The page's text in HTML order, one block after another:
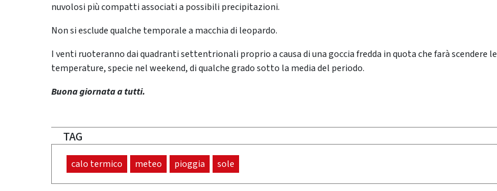
nuvolosi più compatti associati a possibili precipitazioni.
Non si esclude qualche temporale a macchia di leopardo.
I venti ruoteranno dai quadranti settentrionali proprio a causa di una goccia fredda in quota che farà scendere le
temperature, specie nel weekend, di qualche grado sotto la media del periodo.
Buona giornata a tutti.
TAG
calo termico meteo pioggia sole